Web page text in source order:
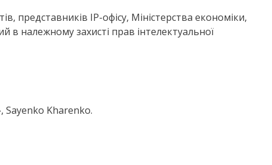
представників ІР-офісу, Міністерства економіки,
в належному захисті прав інтелектуальної
Kharenko.